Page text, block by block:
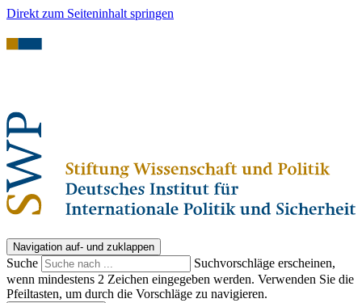
Direkt zum Seiteninhalt springen
Navigation auf- und zuklappen
Suche
Suchvorschläge erscheinen,
wenn mindestens 2 Zeichen eingegeben werden. Verwenden Sie die
Pfeiltasten, um durch die Vorschläge zu navigieren.